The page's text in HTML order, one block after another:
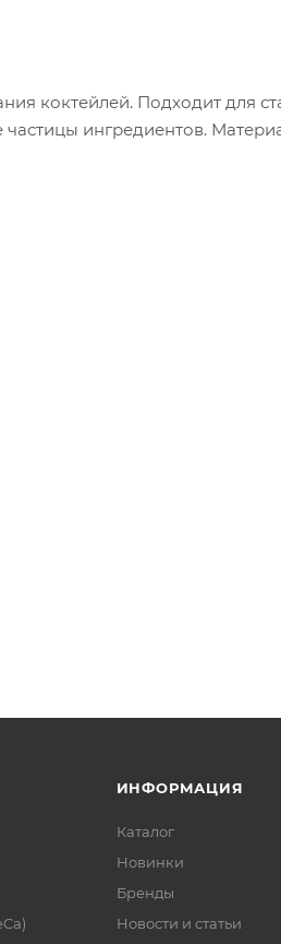
коктейлей. Подходит для
ингредиентов.
ИНФОРМАЦИЯ
Каталог
Новинки
Бренды
Новости и статьи